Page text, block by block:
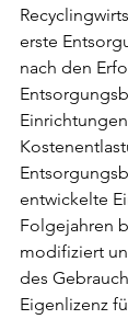
erste
nach den
entwickelte
Folgejahren
modifiziert
des
Eigenlizenz